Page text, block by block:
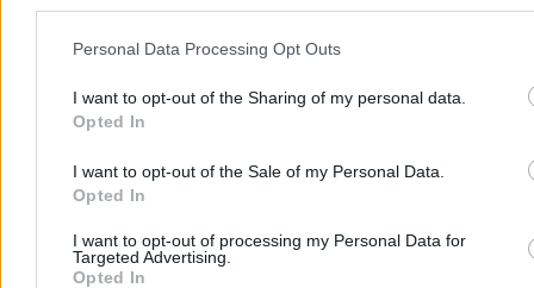
Personal Data Processing Opt Outs
I want to opt-out of the Sharing of my personal data.
Opted In
I want to opt-out of the Sale of my Personal Data.
Opted In
I want to opt-out of processing my Personal Data for
Targeted Advertising.
Opted In
Wojsko